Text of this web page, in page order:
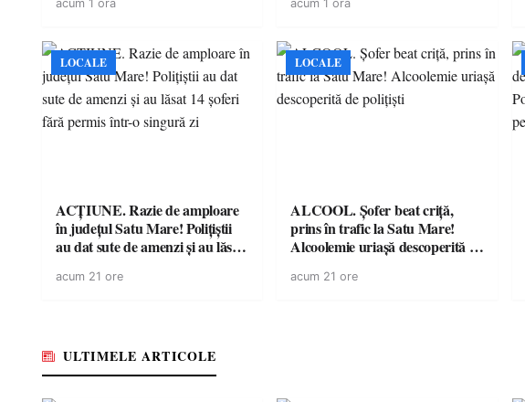
niciodată permis
acum 1 ora acum 1 ora
LOCALE
ACȚIUNE. Razie de amploare
în județul Satu Mare! Polițiștii
au dat sute de amenzi și au lăsat
singură zi
acum 21 ore
LOCALE
ALCOOL. Șofer beat criță,
prins în trafic la Satu Mare!
Alcoolemie uriașă descoperită de
acum 21 ore
ULTIMELE ARTICOLE